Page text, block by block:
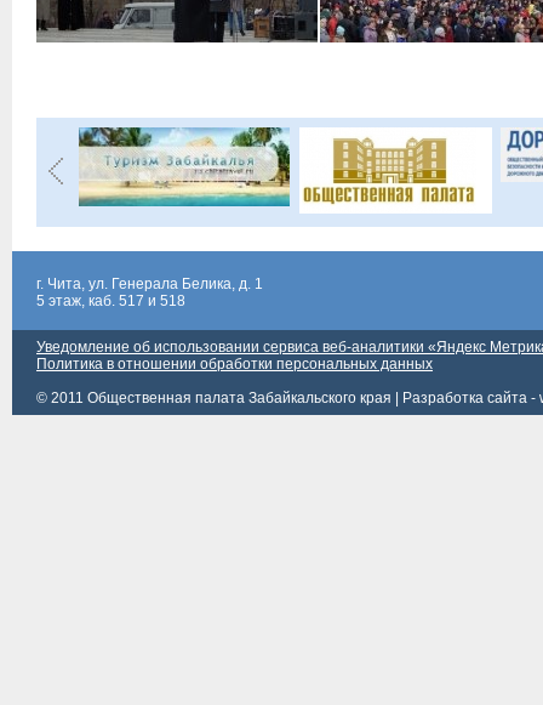
г. Чита, ул. Генерала Белика, д. 1
5 этаж, каб. 517 и 518
Уведомление об использовании сервиса веб-аналитики «Яндекс
Политика в отношении обработки персональных данных
© 2011 Общественная палата Забайкальского края |
Разработка сайта -